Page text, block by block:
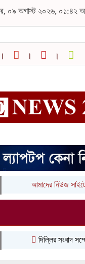
০৯ অগাস্ট ২০২৬, ০১:৪২
আমাদের নিউজ
দিল্লির সংবাদ